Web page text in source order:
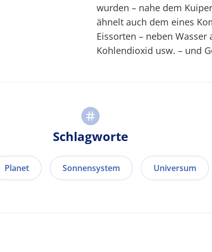
wurden – nahe dem
ähnelt auch dem eines
Eissorten – neben
Kohlendioxid usw. – und
Schlagworte
Planet Sonnensystem Universum